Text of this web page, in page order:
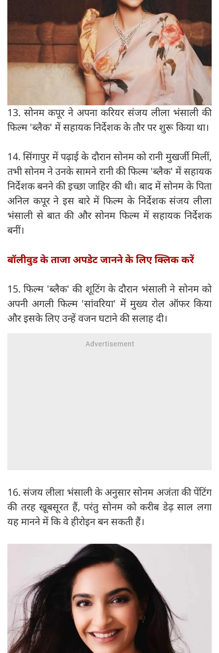
13. सोनम कपूर ने अपना करियर संजय लीला भंसाली की
फिल्म 'ब्लैक' में सहायक निर्देशक के तौर पर शुरू किया था।
14. सिंगापुर में पढ़ाई के दौरान सोनम को रानी मुखर्जी मिलीं,
तभी सोनम ने उनके सामने रानी की फिल्म 'ब्लैक' में सहायक
निर्देशक बनने की इच्छा जाहिर की थी। बाद में सोनम के पिता
अनिल कपूर ने इस बारे में फिल्म के निर्देशक संजय लीला
भंसाली से बात की और सोनम फिल्म में सहायक निर्देशक
बनीं।
बॉलीवुड के ताजा अपडेट जानने के लिए क्लिक करें
15. फिल्म 'ब्लैक' की शूटिंग के दौरान भंसाली ने सोनम को
अपनी अगली फिल्म 'सांवरिया' में मुख्य रोल ऑफर किया
और इसके लिए उन्हें वजन घटाने की सलाह दी।
16. संजय लीला भंसाली के अनुसार सोनम अजंता की पेंटिंग
की तरह खूबसूरत हैं, परंतु सोनम को करीब डेढ़ साल लगा
यह मानने में कि वे हीरोइन बन सकती हैं।